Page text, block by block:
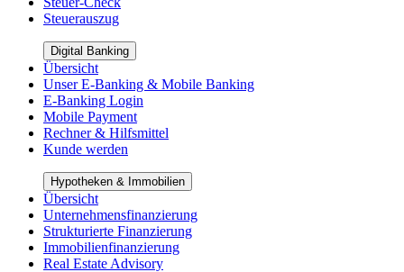
Steuerauszug
Digital Banking
Übersicht
Unser E-Banking & Mobile Banking
E-Banking Login
Mobile Payment
Rechner & Hilfsmittel
Kunde werden
Hypotheken & Immobilien
Übersicht
Unternehmensfinanzierung
Strukturierte Finanzierung
Immobilienfinanzierung
Real Estate Advisory